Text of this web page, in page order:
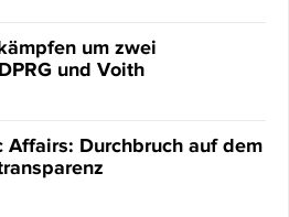
um zwei
und Voith
Affairs: Durchbruch auf dem